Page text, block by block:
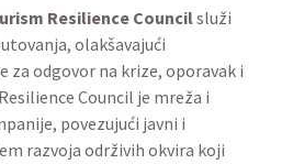
Resilience Councilsluži
olakšavajući
za odgovor na krize, oporavak i
Council je mreža i
povezujući javni i
razvoja održivih okvira koji